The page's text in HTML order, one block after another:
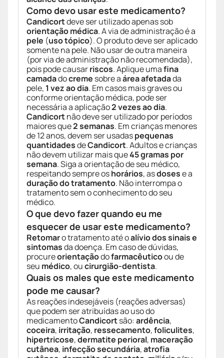
Como devo usar este medicamento?
Candicortdeve ser utilizado apenas sob
orientação médica. A via de administração é a
pele (uso tópico). O produto deve ser aplicado
somente na pele. Não usar de outra maneira
(por via de administração não recomendada),
pois pode causarriscos. Aplique umafina
camadadocreme sobre aárea afetadada
pele, 1 vez ao dia. Em casos mais graves ou
conforme orientação médica, pode ser
necessária a aplicação2 vezes ao dia.
Candicortnão deve ser utilizado por períodos
maiores que2 semanas. Em crianças menores
de 12 anos, devem ser usadaspequenas
quantidadesdeCandicort. Adultos e crianças
não devem utilizar mais que45 gramas por
semana. Siga a orientação de seu médico,
respeitando sempre oshorários, asdosese a
duração do tratamento. Não interrompa o
tratamento sem o conhecimento do seu
médico.
O que devo fazer quando eu me
esquecer de usar este medicamento?
Retomaro tratamento até oalívio dos sinais e
sintomasda doença. Em caso de dúvidas,
procureorientaçãodofarmacêuticoou de
seu médico, oucirurgião-dentista.
Quais os males que este medicamento
pode me causar?
As reações indesejáveis (reações adversas)
que podem ser atribuídas ao uso do
medicamentoCandicortsão:ardência,
coceira, irritação, ressecamento,foliculites,
hipertricose,dermatite perioral, maceração
cutânea, infecção secundária,atrofia